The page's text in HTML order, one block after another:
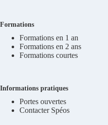
Formations
Formations en 1 an
Formations en 2 ans
Formations courtes
Informations pratiques
Portes ouvertes
Contacter Spéos